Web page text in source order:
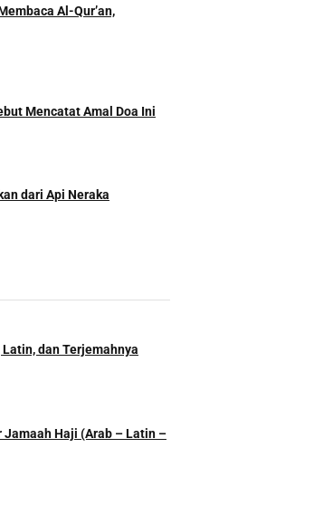
Al-Qur’an,
Mencatat Amal Doa Ini
dari Api Neraka
dan Terjemahnya
Haji (Arab – Latin –